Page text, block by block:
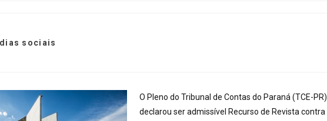
sociais
O Pleno do Tribunal de Contas do Paraná (TCE-PR)
declarou ser admissível Recurso de Revista contra